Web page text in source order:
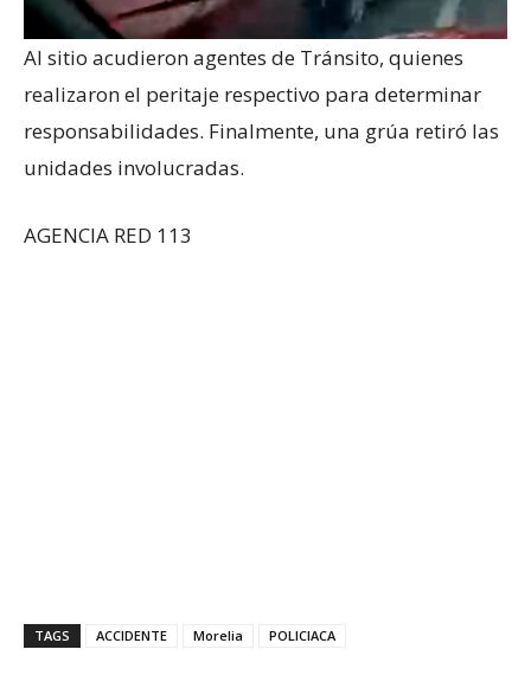
Al sitio acudieron agentes de Tránsito, quienes
realizaron el peritaje respectivo para determinar
responsabilidades. Finalmente, una grúa retiró las
unidades involucradas.
AGENCIA RED 113
TAGS ACCIDENTE Morelia POLICIACA